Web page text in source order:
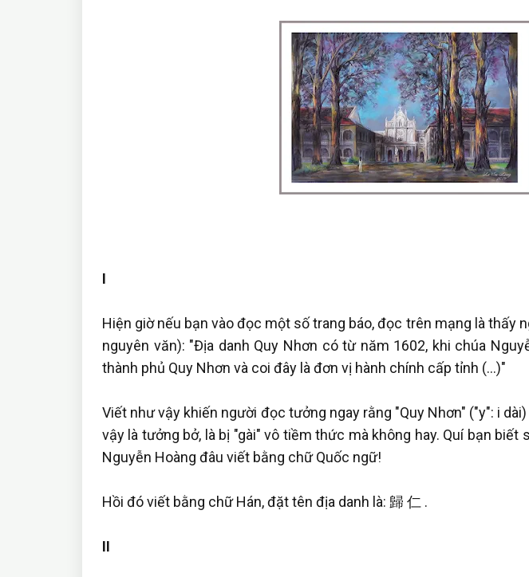
I
Hiện giờ nếu bạn vào đọc một số trang báo, đọc trên mạng là thấy
nguyên văn): "Địa danh Quy Nhơn có từ năm 1602, khi chúa
thành phủ Quy Nhơn và coi đây là đơn vị hành chính cấp tỉnh (...)"
Viết như vậy khiến người đọc tưởng ngay rằng "Quy Nhơn" ("y": i
vậy là tưởng bở, là bị "gài" vô tiềm thức mà không hay. Quí bạn biết
Nguyễn Hoàng đâu viết bằng chữ Quốc ngữ!
Hồi đó viết bằng chữ Hán, đặt tên địa danh là: 歸 仁 .
II